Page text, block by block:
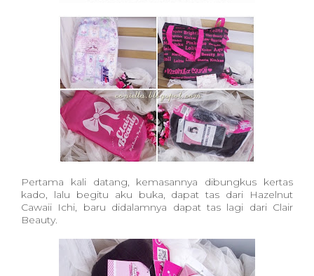
Pertama kali datang, kemasannya dibungkus kertas
kado, lalu begitu aku buka, dapat tas dari Hazelnut
Cawaii Ichi, baru didalamnya dapat tas lagi dari Clair
Beauty.